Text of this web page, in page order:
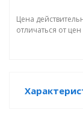
Цена
отличаться от